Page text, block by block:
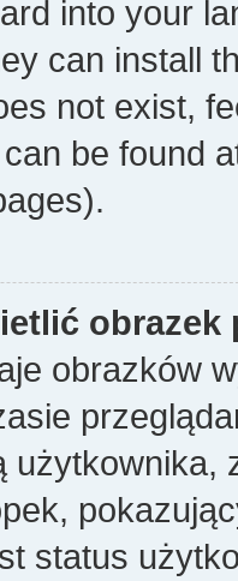
into your
can install
not exist,
be found
obrazków
użytkownika,
status